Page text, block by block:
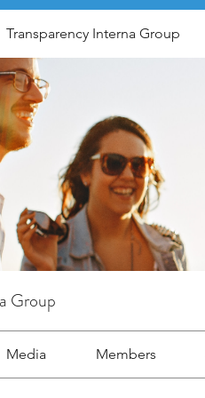
Transparency Interna Group
Group
Media Members